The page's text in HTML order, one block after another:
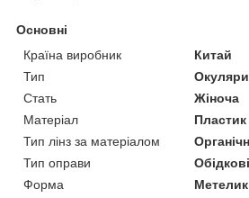
Основні
Країна виробник
Китай
Тип
Окуляри
Стать
Жіноча
Матеріал
Пластик
Тип лінз за матеріалом
Тип оправи
Обідкові
Форма
Метелик